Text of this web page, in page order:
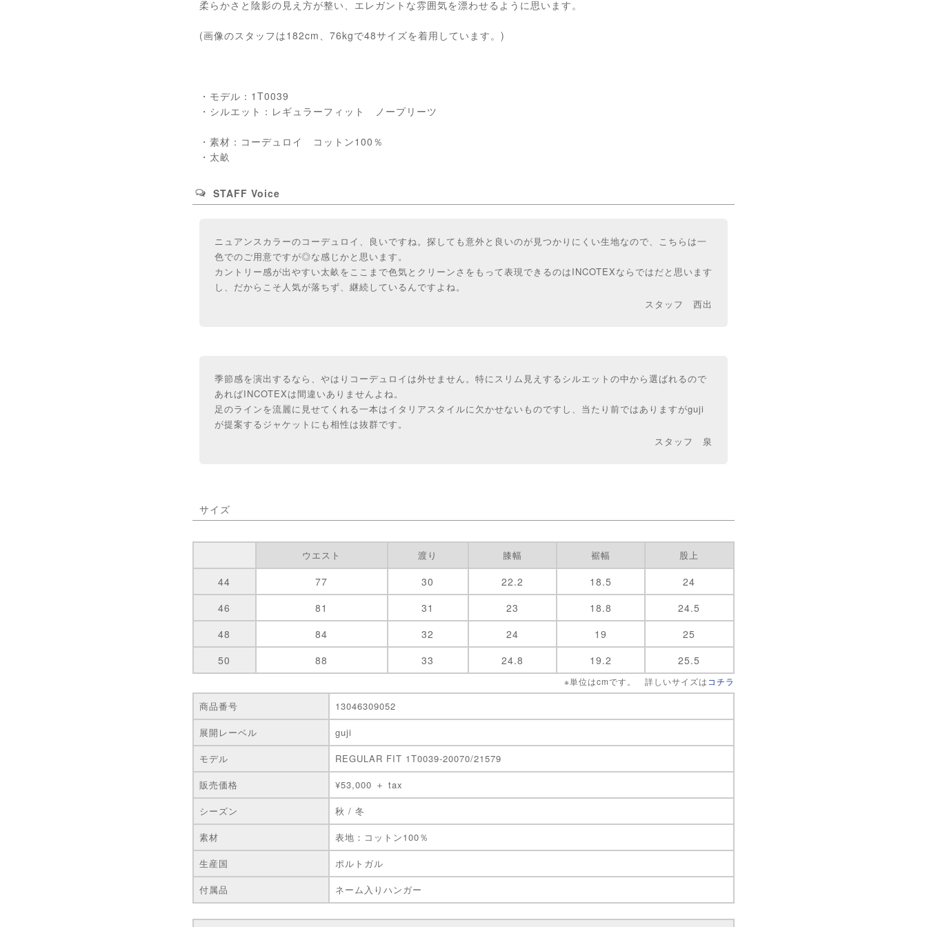
柔らかさと陰影の見え方が整い、エレガントな雰囲気を漂わせるように思います。
(画像のスタッフは182cm、76kgで48サイズを着用しています。)
・モデル：1T0039
・シルエット：レギュラーフィット ノープリーツ
・素材：コーデュロイ コットン100％
・太畝
STAFF Voice
ニュアンスカラーのコーデュロイ、良いですね。探しても意外と良いのが見つかりにくい生地なので、こちらは一
色でのご用意ですが◎な感じかと思います。
カントリー感が出やすい太畝をここまで色気とクリーンさをもって表現できるのはINCOTEXならではだと思います
し、だからこそ人気が落ちず、継続しているんですよね。
スタッフ 西出
季節感を演出するなら、やはりコーデュロイは外せません。特にスリム見えするシルエットの中から選ばれるので
あればINCOTEXは間違いありませんよね。
足のラインを流麗に見せてくれる一本はイタリアスタイルに欠かせないものですし、当たり前ではありますがguji
が提案するジャケットにも相性は抜群です。
スタッフ 泉
サイズ
ウエスト 渡り 膝幅 裾幅 股上
44 77 30 22.2 18.5
24
46
81 31 23 18.8
24.5
48
84 32 24 19
25
50
88 33 24.8 19.2 25.5
※単位はcmです。 詳しいサイズは コチラ
商品番号
13046309052
展開レーベル
guji
モデル
REGULAR FIT 1T0039-20070/21579
販売価格
¥53,000 ＋ tax
シーズン
秋 / 冬
素材
表地：コットン100％
生産国
ポルトガル
付属品
ネーム入りハンガー